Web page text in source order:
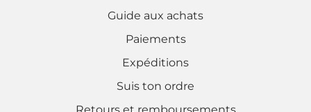
Guide aux achats
Paiements
Expéditions
Suis ton ordre